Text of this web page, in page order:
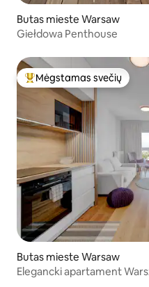
Butas mieste Warsaw
Giełdowa Penthouse
Svečių mėgstamiausias
Mėgstamas svečių
Butas mieste Warsaw
Elegancki apartament